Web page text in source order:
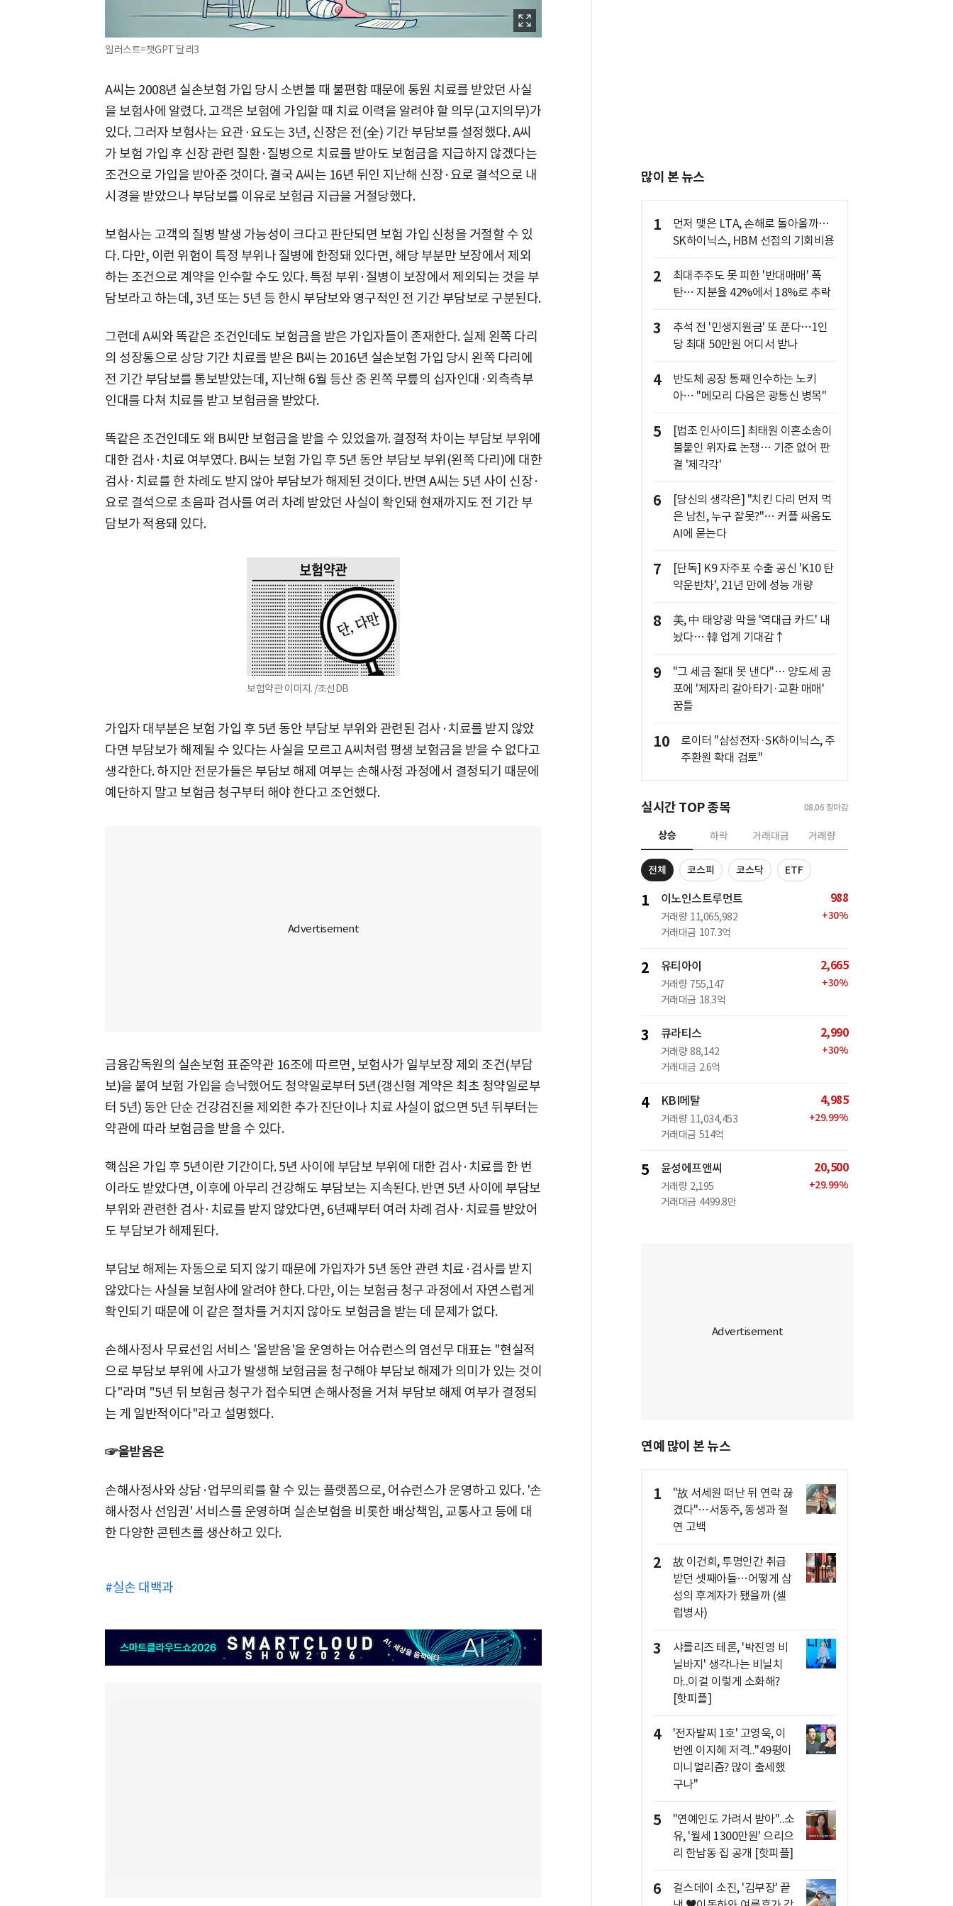
일러스트=챗GPT 달리3
A씨는 2008년 실손보험 가입 당시 소변볼 때 불편함 때문에 통원 치료를 받았던 사실
을 보험사에 알렸다. 고객은 보험에 가입할 때 치료 이력을 알려야 할 의무(고지의무)가
있다. 그러자 보험사는 요관·요도는 3년, 신장은 전(全) 기간 부담보를 설정했다. A씨
가 보험 가입 후 신장 관련 질환·질병으로 치료를 받아도 보험금을 지급하지 않겠다는
조건으로 가입을 받아준 것이다. 결국 A씨는 16년 뒤인 지난해 신장·요로 결석으로 내
시경을 받았으나 부담보를 이유로 보험금 지급을 거절당했다.
보험사는 고객의 질병 발생 가능성이 크다고 판단되면 보험 가입 신청을 거절할 수 있
다. 다만, 이런 위험이 특정 부위나 질병에 한정돼 있다면, 해당 부분만 보장에서 제외
하는 조건으로 계약을 인수할 수도 있다. 특정 부위·질병이 보장에서 제외되는 것을 부
담보라고 하는데, 3년 또는 5년 등 한시 부담보와 영구적인 전 기간 부담보로 구분된다.
그런데 A씨와 똑같은 조건인데도 보험금을 받은 가입자들이 존재한다. 실제 왼쪽 다리
의 성장통으로 상당 기간 치료를 받은 B씨는 2016년 실손보험 가입 당시 왼쪽 다리에
전 기간 부담보를 통보받았는데, 지난해 6월 등산 중 왼쪽 무릎의 십자인대·외측측부
인대를 다쳐 치료를 받고 보험금을 받았다.
똑같은 조건인데도 왜 B씨만 보험금을 받을 수 있었을까. 결정적 차이는 부담보 부위에
대한 검사·치료 여부였다. B씨는 보험 가입 후 5년 동안 부담보 부위(왼쪽 다리)에 대한
검사·치료를 한 차례도 받지 않아 부담보가 해제된 것이다. 반면 A씨는 5년 사이 신장·
요로 결석으로 초음파 검사를 여러 차례 받았던 사실이 확인돼 현재까지도 전 기간 부
담보가 적용돼 있다.
보험약관 이미지. /조선DB
가입자 대부분은 보험 가입 후 5년 동안 부담보 부위와 관련된 검사·치료를 받지 않았
다면 부담보가 해제될 수 있다는 사실을 모르고 A씨처럼 평생 보험금을 받을 수 없다고
생각한다. 하지만 전문가들은 부담보 해제 여부는 손해사정 과정에서 결정되기 때문에
예단하지 말고 보험금 청구부터 해야 한다고 조언했다.
금융감독원의 실손보험 표준약관 16조에 따르면, 보험사가 일부보장 제외 조건(부담
보)을 붙여 보험 가입을 승낙했어도 청약일로부터 5년(갱신형 계약은 최초 청약일로부
터 5년) 동안 단순 건강검진을 제외한 추가 진단이나 치료 사실이 없으면 5년 뒤부터는
약관에 따라 보험금을 받을 수 있다.
핵심은 가입 후 5년이란 기간이다. 5년 사이에 부담보 부위에 대한 검사·치료를 한 번
이라도 받았다면, 이후에 아무리 건강해도 부담보는 지속된다. 반면 5년 사이에 부담보
부위와 관련한 검사·치료를 받지 않았다면, 6년째부터 여러 차례 검사·치료를 받았어
도 부담보가 해제된다.
부담보 해제는 자동으로 되지 않기 때문에 가입자가 5년 동안 관련 치료·검사를 받지
않았다는 사실을 보험사에 알려야 한다. 다만, 이는 보험금 청구 과정에서 자연스럽게
확인되기 때문에 이 같은 절차를 거치지 않아도 보험금을 받는 데 문제가 없다.
손해사정사 무료선임 서비스 '올받음'을 운영하는 어슈런스의 염선무 대표는 "현실적
으로 부담보 부위에 사고가 발생해 보험금을 청구해야 부담보 해제가 의미가 있는 것이
다"라며 "5년 뒤 보험금 청구가 접수되면 손해사정을 거쳐 부담보 해제 여부가 결정되
는 게 일반적이다"라고 설명했다.
☞올받음은
손해사정사와 상담·업무의뢰를 할 수 있는 플랫폼으로, 어슈런스가 운영하고 있다. '손
해사정사 선임권' 서비스를 운영하며 실손보험을 비롯한 배상책임, 교통사고 등에 대
한 다양한 콘텐츠를 생산하고 있다.
#실손 대백과
많이 본 뉴스
1
먼저 맺은 LTA, 손해로 돌아올까…
SK하이닉스, HBM 선점의 기회비용
2
최대주주도 못 피한 '반대매매' 폭
탄… 지분율 42%에서 18%로 추락
3
추석 전 '민생지원금' 또 푼다…1인
당 최대 50만원 어디서 받나
4
반도체 공장 통째 인수하는 노키
아… "메모리 다음은 광통신 병목"
5
[법조 인사이드] 최태원 이혼소송이
불붙인 위자료 논쟁… 기준 없어 판
결 '제각각'
6
[당신의 생각은] "치킨 다리 먼저 먹
은 남친, 누구 잘못?"… 커플 싸움도
AI에 묻는다
7
[단독] K9 자주포 수출 공신 'K10 탄
약운반차', 21년 만에 성능 개량
8
美, 中 태양광 막을 '역대급 카드' 내
놨다… 韓 업계 기대감↑
9
"그 세금 절대 못 낸다"… 양도세 공
포에 '제자리 갈아타기·교환 매매'
꿈틀
10
로이터 "삼성전자·SK하이닉스, 주
주환원 확대 검토"
실시간 TOP 종목 08.06 장마감
상승 하락 거래대금 거래량
전체 코스피 코스닥 ETF
1 이노인스트루먼트
거래량 11,065,982
거래대금 107.3억
988
+30%
2 유티아이
거래량 755,147
거래대금 18.3억
2,665
+30%
3 큐라티스
거래량 88,142
거래대금 2.6억
2,990
+30%
4 KBI메탈
거래량 11,034,453
거래대금 514억
4,985
+29.99%
5 윤성에프앤씨
거래량 2,195
거래대금 4499.8만
20,500
+29.99%
연예 많이 본 뉴스
1
"故 서세원 떠난 뒤 연락 끊
겼다"…서동주, 동생과 절
연 고백
2
故 이건희, 투명인간 취급
받던 셋째아들…어떻게 삼
성의 후계자가 됐을까 (셀
럽병사)
3
샤를리즈 테론, '박진영 비
닐바지' 생각나는 비닐치
마..이걸 이렇게 소화해?
[핫피플]
4
'전자발찌 1호' 고영욱, 이
번엔 이지혜 저격.."49평이
미니멀리즘? 많이 출세했
구나"
5
"연예인도 가려서 받아"..소
유, '월세 1300만원' 으리으
리 한남동 집 공개 [핫피플]
6
걸스데이 소진, '김부장' 끝